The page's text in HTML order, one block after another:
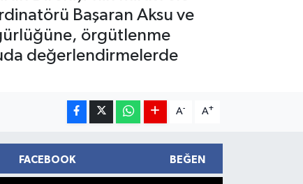
Başaran Aksu ve
örgütlenme
değerlendirmelerde
A- A+
FACEBOOK BEĞEN